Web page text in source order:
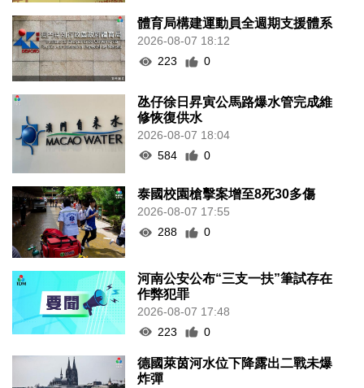
體育局構建運動員全週期支援體系
2026-08-07 18:12
223
0
氹仔徐日昇寅公馬路爆水管完成維
修恢復供水
2026-08-07 18:04
584
0
泰國校園槍擊案增至8死30多傷
2026-08-07 17:55
288
0
河南公安公布“三支一扶”筆試存在
作弊犯罪
2026-08-07 17:48
223
0
德國萊茵河水位下降露出二戰未爆
炸彈